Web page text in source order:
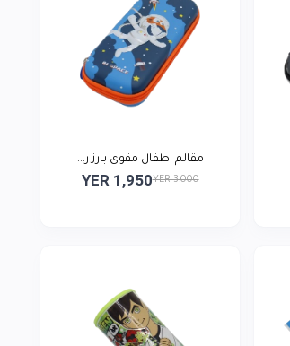
مقالم اطفال مقوى بارز ر...
YER 3,000
YER 1,950